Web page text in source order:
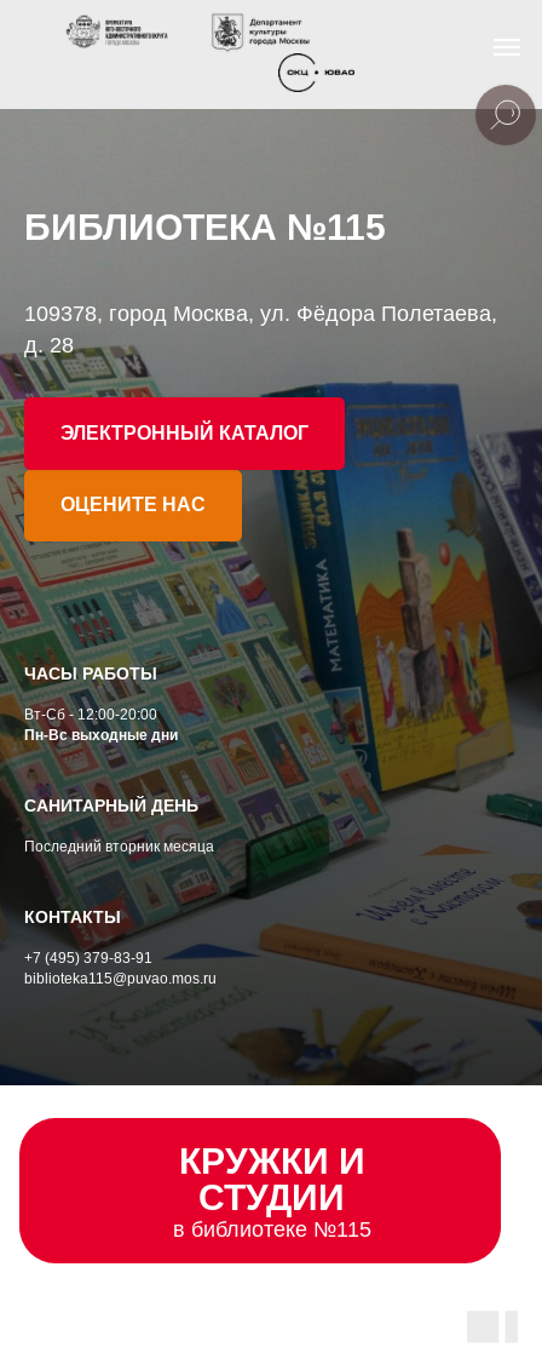
БИБЛИОТЕКА №115
109378, город Москва, ул. Фёдора Полетаева,
д. 28
ЭЛЕКТРОННЫЙ КАТАЛОГ
ОЦЕНИТЕ НАС
ЧАСЫ РАБОТЫ
Вт-Сб - 12:00-20:00
Пн-Вс выходные дни
САНИТАРНЫЙ ДЕНЬ
Последний вторник месяца
КОНТАКТЫ
+7 (495) 379-83-91
biblioteka115@puvao.mos.ru
КРУЖКИ И
СТУДИИ
в библиотеке №115